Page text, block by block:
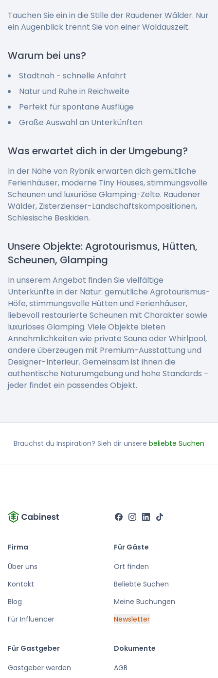
Tauchen Sie ein in die Stille der Raudener Wälder. Nur
ein Augenblick trennt Sie von einer Waldauszeit.
Warum bei uns?
Stadtnah - schnelle Anfahrt
Natur und Ruhe in Reichweite
Perfekt für spontane Ausflüge
Große Auswahl an Unterkünften
Was erwartet dich in der Umgebung?
In der Nähe von Rybnik erwarten dich gemütliche
Ferienhäuser, moderne Tiny Houses, stimmungsvolle
Scheunen und luxuriöse Glamping-Zelte. Raudener
Wälder, Zisterzienser-Landschaftskompositionen,
Schlesische Beskiden.
Unsere Objekte: Agrotourismus, Hütten,
Scheunen, Glamping
In unserem Angebot finden Sie vielfältige
Unterkünfte in der Natur: gemütliche Agrotourismus-
Höfe, stimmungsvolle Hütten und Ferienhäuser,
liebevoll restaurierte Scheunen mit Charakter sowie
luxuriöses Glamping. Viele Objekte bieten
Annehmlichkeiten wie private Sauna oder Whirlpool,
andere überzeugen mit Premium-Ausstattung und
Designer-Interieur. Gemeinsam ist ihnen die
authentische Naturumgebung und hohe Standards –
jeder findet ein passendes Objekt.
Brauchst du Inspiration? Sieh dir unsere beliebte Suchen
Firma
Über uns
Kontakt
Blog
Für Influencer
Für Gäste
Ort finden
Beliebte Suchen
Meine Buchungen
Newsletter
Für Gastgeber
Gastgeber werden
Dokumente
AGB